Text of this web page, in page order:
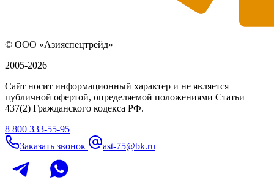
© ООО «Азияспецтрейд»
2005-2026
Сайт носит информационный характер и не является
публичной офертой, определяемой положениями Статьи
437(2) Гражданского кодекса РФ.
8 800 333-55-95
Заказать звонок
ast-75@bk.ru